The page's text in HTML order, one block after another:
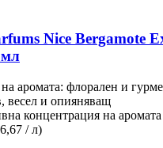
Nice Bergamote
аромата: флорален и гурме
весел и опияняващ
концентрация на аромата
/ л)